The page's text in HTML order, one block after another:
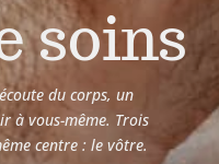
soins
du corps, un
à vous-même. Trois
centre : le vôtre.